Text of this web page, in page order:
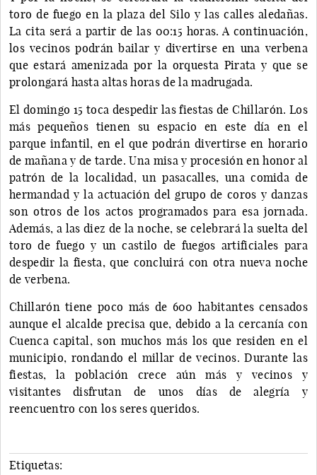
toro de fuego en la plaza del Silo y las calles aledañas.
La cita será a partir de las 00:15 horas. A continuación,
los vecinos podrán bailar y divertirse en una verbena
que estará amenizada por la orquesta Pirata y que se
prolongará hasta altas horas de la madrugada.
El domingo 15 toca despedir las fiestas de Chillarón. Los
más pequeños tienen su espacio en este día en el
parque infantil, en el que podrán divertirse en horario
de mañana y de tarde. Una misa y procesión en honor al
patrón de la localidad, un pasacalles, una comida de
hermandad y la actuación del grupo de coros y danzas
son otros de los actos programados para esa jornada.
Además, a las diez de la noche, se celebrará la suelta del
toro de fuego y un castilo de fuegos artificiales para
despedir la fiesta, que concluirá con otra nueva noche
de verbena.
Chillarón tiene poco más de 600 habitantes censados
aunque el alcalde precisa que, debido a la cercanía con
Cuenca capital, son muchos más los que residen en el
municipio, rondando el millar de vecinos. Durante las
fiestas, la población crece aún más y vecinos y
visitantes disfrutan de unos días de alegría y
reencuentro con los seres queridos.
Etiquetas: